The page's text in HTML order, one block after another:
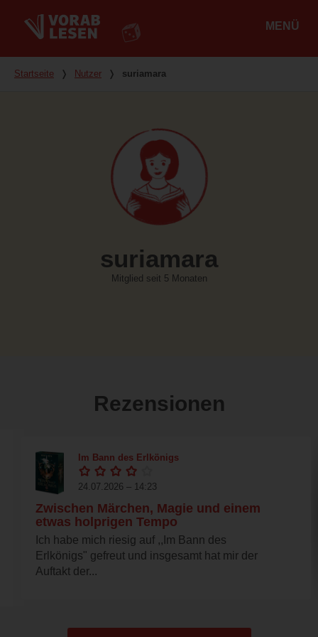
MENÜ
Du bist hier
Startseite ❭ Nutzer ❭ suriamara
suriamara
Mitglied seit 5 Monaten
Rezensionen
Im Bann des Erlkönigs
24.07.2026 – 14:23
Zwischen Märchen, Magie und einem
etwas holprigen Tempo
Ich habe mich riesig auf ,,Im Bann des
Erlkönigs" gefreut und insgesamt hat mir der
Auftakt der...